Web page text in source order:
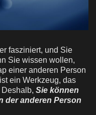
fasziniert, und Sie
Sie wissen wollen,
einer anderen Person
ein Werkzeug, das
Deshalb, Sie können
der anderen Person